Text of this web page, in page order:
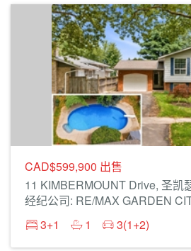
CAD$599,900 出售
11 KIMBERMOUNT Drive, 圣凯
3+1
1 3(1+2)